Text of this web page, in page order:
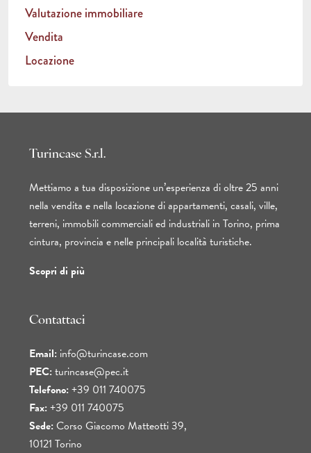
Valutazione immobiliare
Vendita
Locazione
Turincase S.r.l.
Mettiamo a tua disposizione un’esperienza di oltre 25 anni
nella vendita e nella locazione di appartamenti, casali, ville,
terreni, immobili commerciali ed industriali in Torino, prima
cintura, provincia e nelle principali località turistiche.
Scopri di più
Contattaci
Email: info@turincase.com
PEC: turincase@pec.it
Telefono: +39 011 740075
Fax: +39 011 740075
Sede: Corso Giacomo Matteotti 39,
10121 Torino